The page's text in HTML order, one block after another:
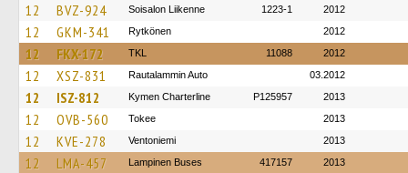
12 BVZ-924 Soisalon Liikenne 1223-1 2012
12 GKM-341 Rytkönen 2012
12 FKX-172 TKL 11088 2012
12 XSZ-831 Rautalammin Auto 03.2012
12 ISZ-812 Kymen Charterline P125957 2013
12 OVB-560 Tokee 2013
12 KVE-278 Ventoniemi 2013
12 LMA-457 Lampinen Buses 417157 2013